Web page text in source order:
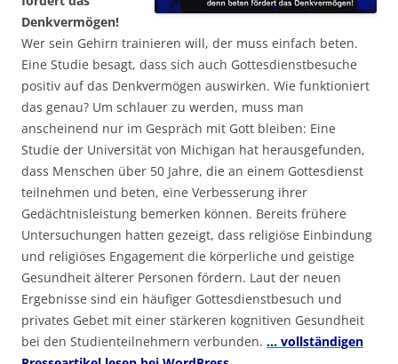
Denkvermögen!
Wer sein Gehirn trainieren will, der muss einfach beten.
Eine Studie besagt, dass sich auch Gottesdienstbesuche
positiv auf das Denkvermögen auswirken. Wie funktioniert
das genau? Um schlauer zu werden, muss man
anscheinend nur im Gespräch mit Gott bleiben: Eine
Studie der Universität von Michigan hat herausgefunden,
dass Menschen über 50 Jahre, die an einem Gottesdienst
teilnehmen und beten, eine Verbesserung ihrer
Gedächtnisleistung bemerken können. Bereits frühere
Untersuchungen hatten gezeigt, dass religiöse Einbindung
und religiöses Engagement die körperliche und geistige
Gesundheit älterer Personen fördern. Laut der neuen
Ergebnisse sind ein häufiger Gottesdienstbesuch und
privates Gebet mit einer stärkeren kognitiven Gesundheit
bei den Studienteilnehmern verbunden. … vollständigen